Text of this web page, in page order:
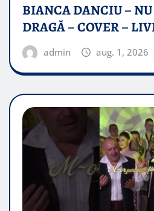
BIANCA DANCIU – NU
DRAGĂ – COVER –
admin aug. 1, 2026